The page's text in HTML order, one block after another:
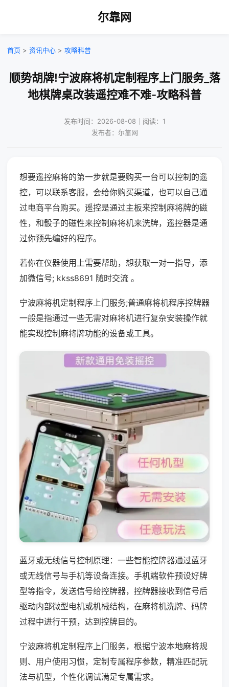
尔靠网
首页 > 资讯中心 > 攻略科普
顺势胡牌!宁波麻将机定制程序上门服务_落
地棋牌桌改装遥控难不难-攻略科普
发布时间：2026-08-08｜阅读：1
发布者：尔靠网
想要遥控麻将的第一步就是要购买一台可以控制的遥
控，可以联系客服，会给你购买渠道，也可以自己通
过电商平台购买。遥控是通过主板来控制麻将牌的磁
性，和骰子的磁性来控制麻将机来洗牌，遥控器是通
过你预先编好的程序。
若你在仪器使用上需要帮助，想获取一对一指导，添
加微信号; kkss8691 随时交流 。
宁波麻将机定制程序上门服务;普通麻将机程序控牌器
一般是指通过一些无需对麻将机进行复杂安装操作就
能实现控制麻将牌功能的设备或工具。
蓝牙或无线信号控制原理：一些智能控牌器通过蓝牙
或无线信号与手机等设备连接。手机端软件预设好牌
型等指令，发送信号给控牌器，控牌器接收到信号后
驱动内部微型电机或机械结构，在麻将机洗牌、码牌
过程中进行干预，达到控牌目的。
宁波麻将机定制程序上门服务，根据宁波本地麻将规
则、用户使用习惯，定制专属程序参数，精准匹配玩
法与机型，个性化调试满足专属需求。